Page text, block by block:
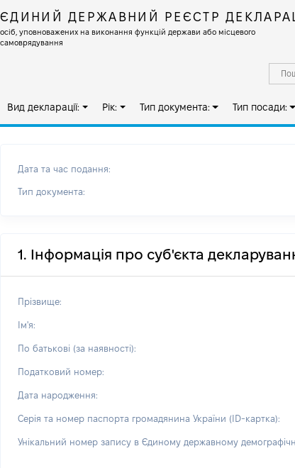
ЄДИНИЙ ДЕРЖАВНИЙ РЕЄСТР
осіб, уповноважених на виконання функцій держави або місцевого
самоврядування
Вид декларації: Рік: Тип документа: Тип посади:
Дата та час подання:
Тип документа:
1. Інформація про суб'єкта
Прізвище:
Ім'я:
По батькові (за наявності):
Податковий номер:
Дата народження:
Серія та номер паспорта громадянина України (ID-картка):
Унікальний номер запису в Єдиному державному